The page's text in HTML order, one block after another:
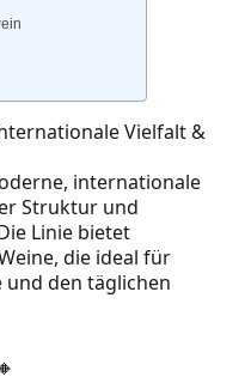
Vielfalt &
internationale
Struktur und
Linie bietet
die ideal für
und den täglichen